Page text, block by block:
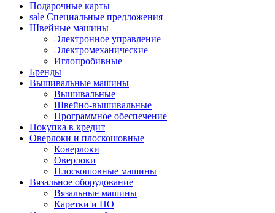
Подарочные карты
sale Специальные предложения
Швейные машины
Электронное управление
Электромеханические
Иглопробивные
Бренды
Вышивальные машины
Вышивальные
Швейно-вышивальные
Программное обеспечение
Покупка в кредит
Оверлоки и плоскошовные
Коверлоки
Оверлоки
Плоскошовные машины
Вязальное оборудование
Вязальные машины
Каретки и ПО